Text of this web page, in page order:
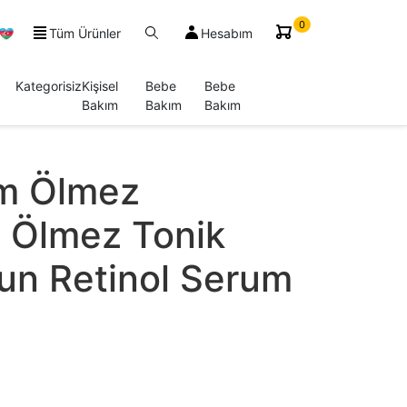
Tüm Ürünler Hesabım
0
KategorisizKişisel
Bakım
Bebe
Bakım
Bebe
Bakım
Ölmez
Tonik
Retinol Serum